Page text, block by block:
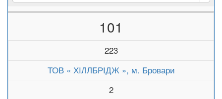
101
223
ТОВ « ХІЛЛБРІДЖ », м. Бровари
2